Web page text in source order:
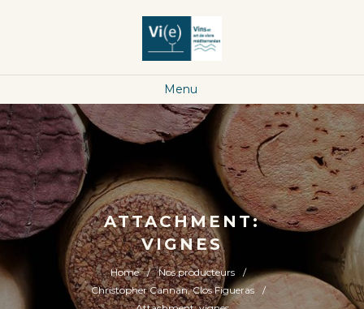
Menu
ATTACHMENT:
VIGNES
Home
Nos producteurs
Christopher Cannan, Clos Figueras